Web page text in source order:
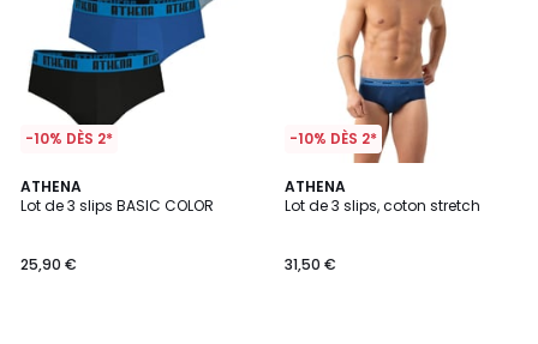
-10% DÈS 2*
ATHENA
Lot de 3 slips BASIC COLOR
25,90 €
4
/
2
Couleurs
-10% DÈS 2*
ATHENA
Lot de 3 slips, coton stretch
31,50 €
2
Couleurs